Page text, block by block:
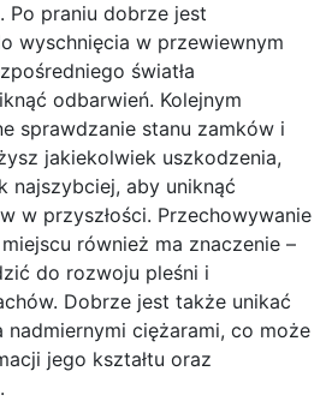
Po praniu dobrze jest
wyschnięcia w przewiewnym
światła
odbarwień. Kolejnym
sprawdzanie stanu zamków i
jakiekolwiek uszkodzenia,
najszybciej, aby uniknąć
w przyszłości. Przechowywanie
również ma znaczenie –
do rozwoju pleśni i
Dobrze jest także unikać
nadmiernymi ciężarami, co może
jego kształtu oraz